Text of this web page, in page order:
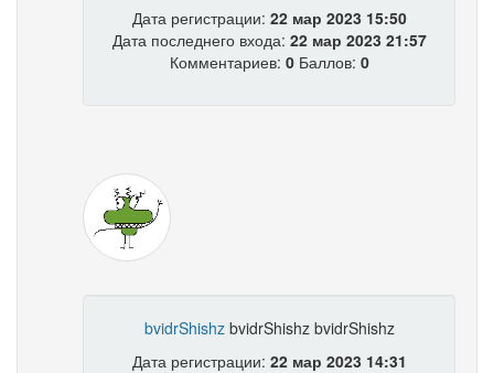
Дата регистрации: 22 мар 2023 15:50
Дата последнего входа: 22 мар 2023 21:57
Комментариев: 0Баллов: 0
bvidrShishzbvidrShishz bvidrShishz
Дата регистрации: 22 мар 2023 14:31